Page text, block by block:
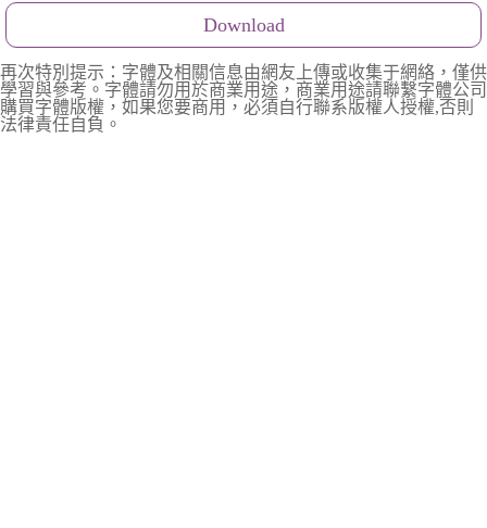
Download
再次特別提示：字體及相關信息由網友上傳或收集于網絡，僅供
學習與參考。字體請勿用於商業用途，商業用途請聯繫字體公司
購買字體版權，如果您要商用，必須自行聯系版權人授權,否則
法律責任自負。